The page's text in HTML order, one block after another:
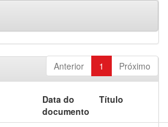
Anterior 1 Próximo
Data do
documento
Título